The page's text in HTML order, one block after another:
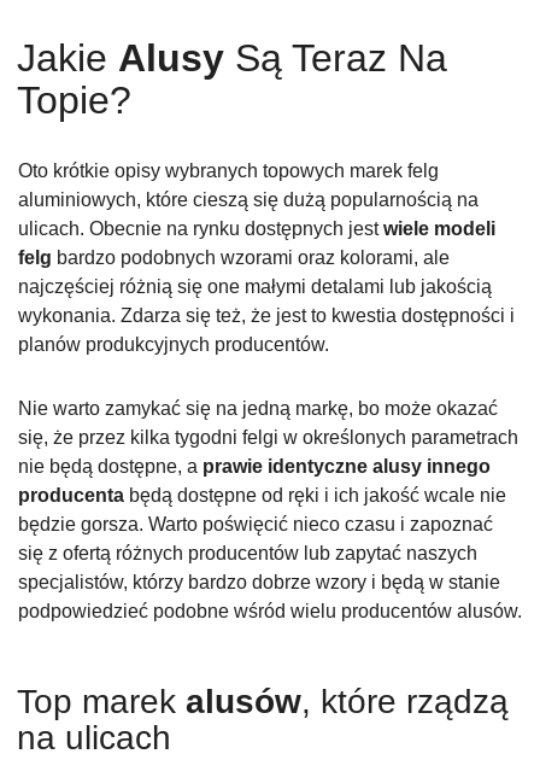
Jakie Alusy Są Teraz Na
Topie?
Oto krótkie opisy wybranych topowych marek felg
aluminiowych, które cieszą się dużą popularnością na
ulicach. Obecnie na rynku dostępnych jestwiele modeli
felg bardzo podobnych wzorami oraz kolorami, ale
najczęściej różnią się one małymi detalami lub jakością
wykonania. Zdarza się też, że jest to kwestia dostępności i
planów produkcyjnych producentów.
Nie warto zamykać się na jedną markę, bo może okazać
się, że przez kilka tygodni felgi w określonych parametrach
nie będą dostępne, a prawie identyczne alusy innego
producenta będą dostępne od ręki i ich jakość wcale nie
będzie gorsza. Warto poświęcić nieco czasu i zapoznać
się z ofertą różnych producentów lub zapytać naszych
specjalistów, którzy bardzo dobrze wzory i będą w stanie
podpowiedzieć podobne wśród wielu producentów alusów.
Top marek alusów, które rządzą
na ulicach